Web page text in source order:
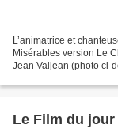
L’animatrice et
Misérables version Le
Jean Valjean (photo ci-
Le Film du